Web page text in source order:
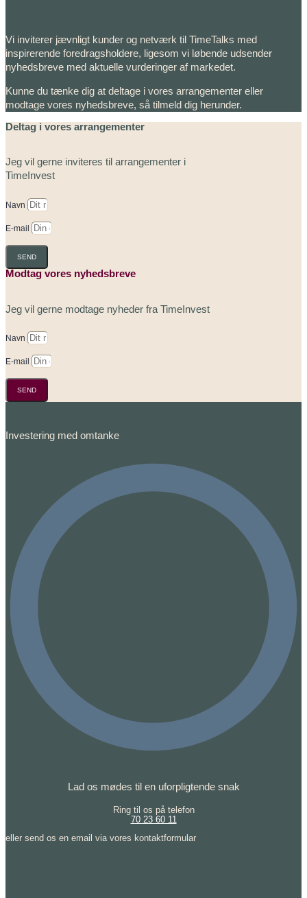
Vi inviterer jævnligt kunder og netværk til TimeTalks med
inspirerende foredragsholdere, ligesom vi løbende udsender
nyhedsbreve med aktuelle vurderinger af markedet.
Kunne du tænke dig at deltage i vores arrangementer eller
modtage vores nyhedsbreve, så tilmeld dig herunder.
Deltag i vores arrangementer
Jeg vil gerne inviteres til arrangementer i
TimeInvest
Navn
E-mail
SEND
Modtag vores nyhedsbreve
Jeg vil gerne modtage nyheder fra TimeInvest
Navn
E-mail
SEND
Investering med omtanke
Lad os mødes til en uforpligtende snak
Ring til os på telefon
70 23 60 11
eller send os en email via vores kontaktformular